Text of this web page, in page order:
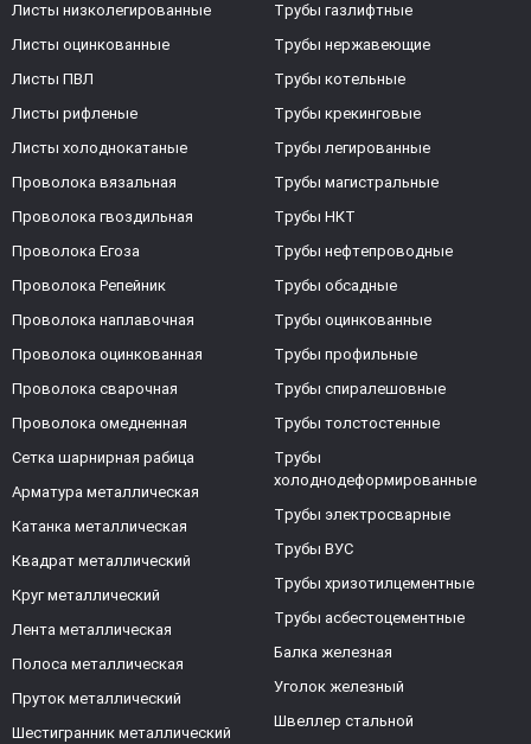
Листы низколегированные
Листы оцинкованные
Листы ПВЛ
Листы рифленые
Листы холоднокатаные
Проволока вязальная
Проволока гвоздильная
Проволока Егоза
Проволока Репейник
Проволока наплавочная
Проволока оцинкованная
Проволока сварочная
Проволока омедненная
Сетка шарнирная рабица
Арматура металлическая
Катанка металлическая
Квадрат металлический
Круг металлический
Лента металлическая
Полоса металлическая
Пруток металлический
Шестигранник металлический
Трубы газлифтные
Трубы нержавеющие
Трубы котельные
Трубы крекинговые
Трубы легированные
Трубы магистральные
Трубы НКТ
Трубы нефтепроводные
Трубы обсадные
Трубы оцинкованные
Трубы профильные
Трубы спиралешовные
Трубы толстостенные
Трубы
холоднодеформированные
Трубы электросварные
Трубы ВУС
Трубы хризотилцементные
Трубы асбестоцементные
Балка железная
Уголок железный
Швеллер стальной